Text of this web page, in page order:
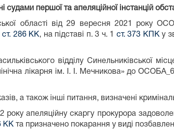
судами першої та апеляційної інстанцій
області від 29 вересня 2021 року
ст. 286 КК, на підставі п. 3 ч. 1 ст. 373 КПК у
відділу Синельниківської
лікарня ім. І. І. Мечникова» до
а також інші питання, визначені
року апеляційну скаргу прокурора
КК та призначено покарання у виді